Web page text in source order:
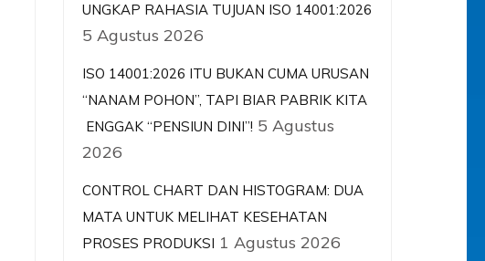
UNGKAP RAHASIA TUJUAN ISO 14001:2026
5 Agustus 2026
ISO 14001:2026 ITU BUKAN CUMA URUSAN
“NANAM POHON”, TAPI BIAR PABRIK KITA
ENGGAK “PENSIUN DINI”! 5 Agustus
2026
CONTROL CHART DAN HISTOGRAM: DUA
MATA UNTUK MELIHAT KESEHATAN
PROSES PRODUKSI 1 Agustus 2026